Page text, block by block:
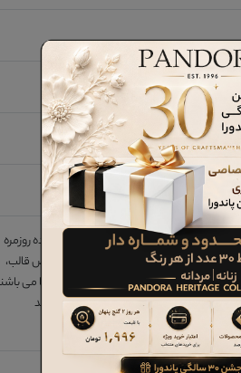
کفش های پیاده روی و همچنین الگوهای خاص قالب،
قالبی به نسبت بزرگ تر از دیگر کفش ها می
کوچکتر از سایز معمول را انتخاب نمایید